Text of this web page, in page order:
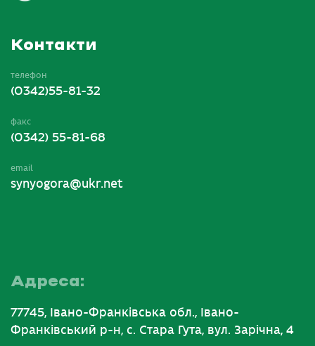
Контакти
телефон
(0342)55-81-32
факс
(0342) 55-81-68
email
synyogora@ukr.net
Адреса:
77745, Івано-Франківська обл., Івано-
Франківський р-н, с. Стара Гута, вул. Зарічна, 4